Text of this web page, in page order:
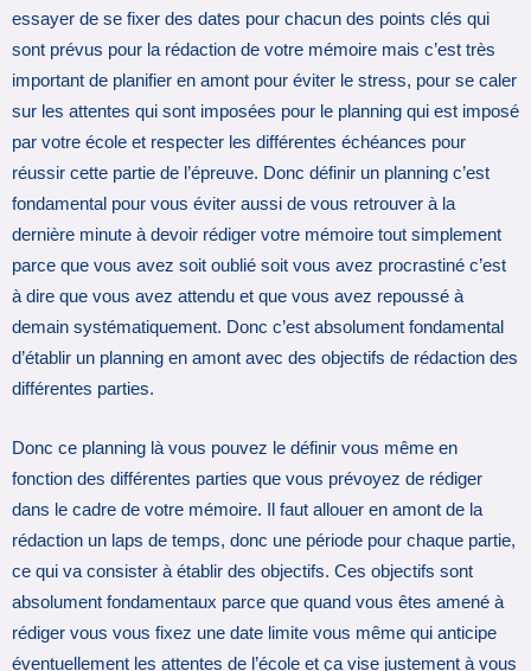
essayer de se fixer des dates pour chacun des points clés qui
sont prévus pour la rédaction de votre mémoire mais c’est très
important de planifier en amont pour éviter le stress, pour se caler
sur les attentes qui sont imposées pour le planning qui est imposé
par votre école et respecter les différentes échéances pour
réussir cette partie de l’épreuve. Donc définir un planning c’est
fondamental pour vous éviter aussi de vous retrouver à la
dernière minute à devoir rédiger votre mémoire tout simplement
parce que vous avez soit oublié soit vous avez procrastiné c’est
à dire que vous avez attendu et que vous avez repoussé à
demain systématiquement. Donc c’est absolument fondamental
d’établir un planning en amont avec des objectifs de rédaction des
différentes parties.
Donc ce planning là vous pouvez le définir vous même en
fonction des différentes parties que vous prévoyez de rédiger
dans le cadre de votre mémoire. Il faut allouer en amont de la
rédaction un laps de temps, donc une période pour chaque partie,
ce qui va consister à établir des objectifs. Ces objectifs sont
absolument fondamentaux parce que quand vous êtes amené à
rédiger vous vous fixez une date limite vous même qui anticipe
éventuellement les attentes de l’école et ça vise justement à vous